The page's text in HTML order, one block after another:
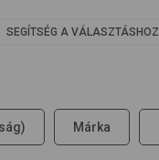
SEGÍTSÉG A VÁLASZTÁSHOZ
Márka